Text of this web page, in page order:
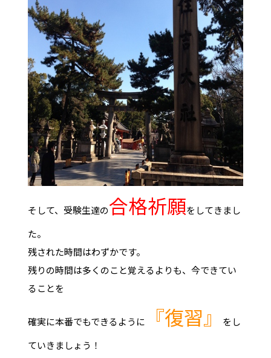
そして、受験生達の合格祈願をしてきまし
た。
残された時間はわずかです。
残りの時間は多くのこと覚えるよりも、今できてい
ることを
確実に本番でもできるように 『復習』
をし
ていきましょう！